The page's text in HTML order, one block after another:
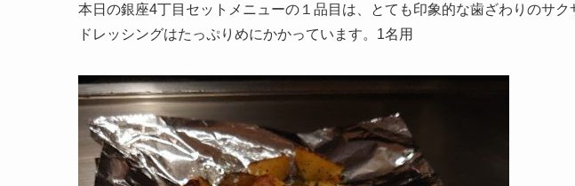
本日の銀座4丁目セットメニューの１品目は、とても印象的な歯ざわりのサク
ドレッシングはたっぷりめにかかっています。1名用